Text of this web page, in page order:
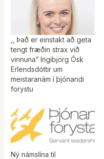
,, Það er einstakt að geta
tengt fræðin strax við
vinnuna” Ingibjörg Ósk
Erlendsdóttir um
meistaranám í þjónandi
forystu
Ný námslína til